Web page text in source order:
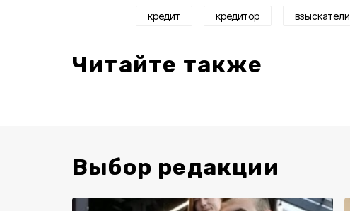
кредит кредитор взыскатели
Читайте также
Выбор редакции